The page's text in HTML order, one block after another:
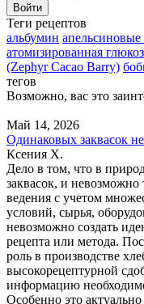
Войти
Теги рецептов
альбумин
атомизированная
(Zephyr Cacao Barry)
тегов
Возможно, вас это
Май 14, 2026
Одинаковых заквасок
Ксения Х.
Дело в том, что в
заквасок, и невозможно
ведения с учетом
условий, сырья,
невозможно создать
рецепта или метода.
роль в производстве
высокорецептурной
информацию
Особенно это